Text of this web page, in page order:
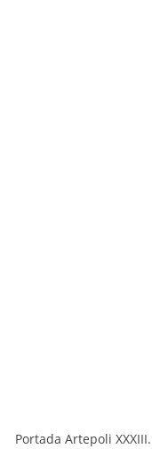
Portada Artepoli